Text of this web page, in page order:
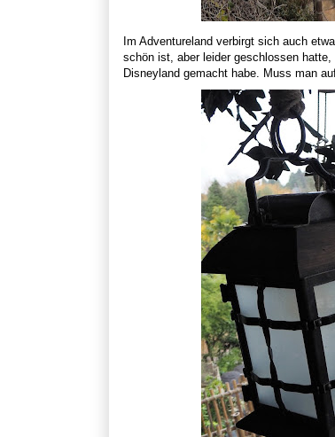
Im Adventureland verbirgt sich auch
schön ist, aber leider geschlossen
Disneyland gemacht habe. Muss man